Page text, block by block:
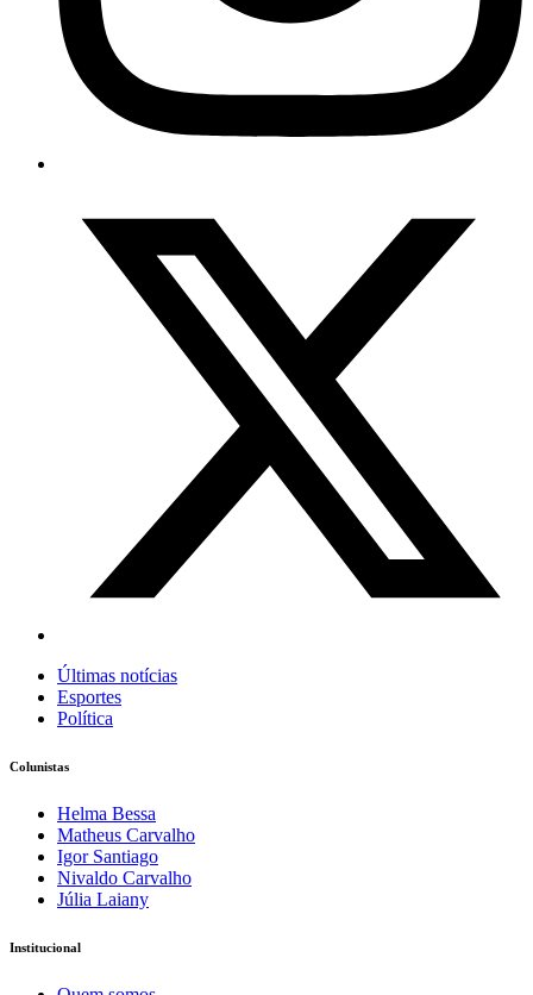
Últimas notícias
Esportes
Política
Colunistas
Helma Bessa
Matheus Carvalho
Igor Santiago
Nivaldo Carvalho
Júlia Laiany
Institucional